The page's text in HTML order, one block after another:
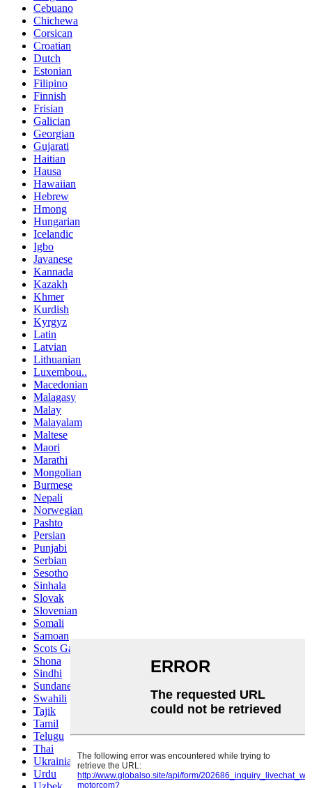
Cebuano
Chichewa
Corsican
Croatian
Dutch
Estonian
Filipino
Finnish
Frisian
Galician
Georgian
Gujarati
Haitian
Hausa
Hawaiian
Hebrew
Hmong
Hungarian
Icelandic
Igbo
Javanese
Kannada
Kazakh
Khmer
Kurdish
Kyrgyz
Latin
Latvian
Lithuanian
Luxembou..
Macedonian
Malagasy
Malay
Malayalam
Maltese
Maori
Marathi
Mongolian
Burmese
Nepali
Norwegian
Pashto
Persian
Punjabi
Serbian
Sesotho
Sinhala
Slovak
Slovenian
Somali
Samoan
Scots Gaelic
Shona
Sindhi
Sundanese
Swahili
Tajik
Tamil
Telugu
Thai
Ukrainian
Urdu